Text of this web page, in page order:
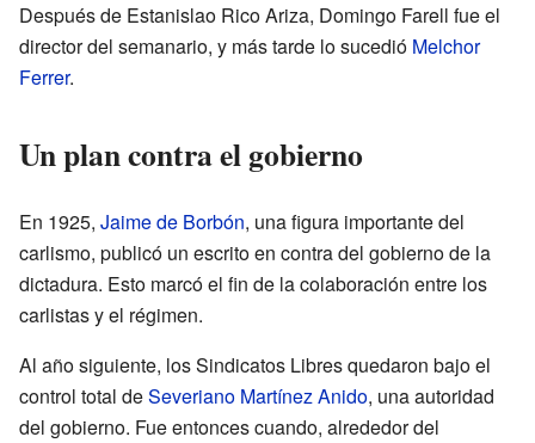
Después de Estanislao Rico Ariza, Domingo Farell fue el
director del semanario, y más tarde lo sucedió Melchor
Ferrer.
Un plan contra el gobierno
En 1925, Jaime de Borbón, una figura importante del
carlismo, publicó un escrito en contra del gobierno de la
dictadura. Esto marcó el fin de la colaboración entre los
carlistas y el régimen.
Al año siguiente, los Sindicatos Libres quedaron bajo el
control total deSeveriano Martínez Anido, una autoridad
del gobierno. Fue entonces cuando, alrededor del